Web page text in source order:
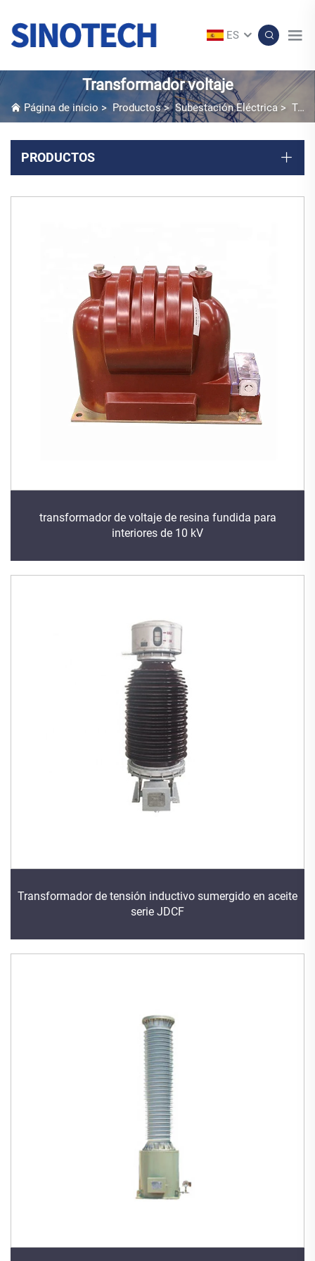
ES
Transformador voltaje
Página de inicio > Productos>Subestación Eléctrica> Transformador voltaje
PRODUCTOS
transformador de voltaje de resina fundida para
interiores de 10 kV
Transformador de tensión inductivo sumergido en aceite
serie JDCF